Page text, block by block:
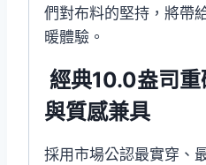
們對布料的堅持，將帶
暖體驗。
經典10.0盎司
與質感兼具
採用市場公認最實穿、